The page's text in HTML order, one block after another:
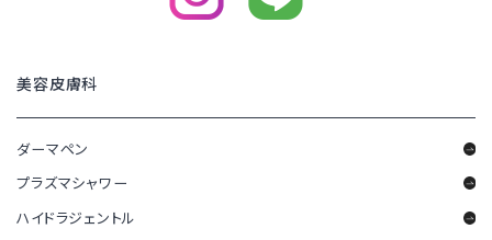
美容皮膚科
ダーマペン
プラズマシャワー
ハイドラジェントル